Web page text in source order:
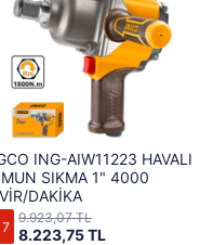
ING-AIW11223 HAVALI
SIKMA 1" 4000
DAKİKA
8.223,75 TL
9.923,07 TL